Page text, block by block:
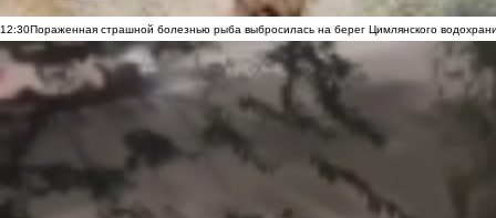
12:30Пораженная страшной болезнью рыба выбросилась на берег Цимлянского